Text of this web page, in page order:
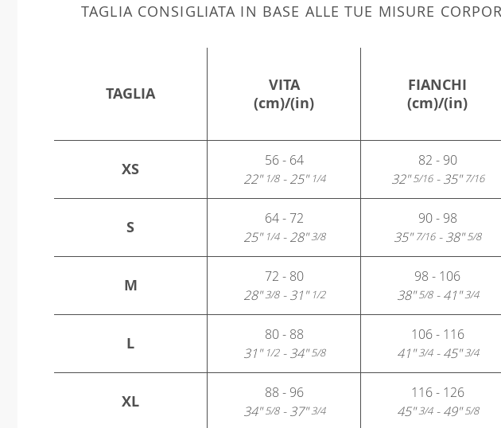
TAGLIA CONSIGLIATA IN BASE ALLE TUE MISURE
TAGLIA
VITA
(cm)/(in)
FIANCHI
(cm)/(in)
XS
56 - 64
22"1/8- 25"1/4
82 - 90
32"5/16- 35"7/16
S
64 - 72
25"1/4- 28"3/8
90 - 98
35"7/16- 38"5/8
M
72 - 80
28"3/8- 31"1/2
98 - 106
38"5/8- 41"3/4
L
80 - 88
31"1/2- 34"5/8
106 - 116
41"3/4- 45"3/4
XL
88 - 96
34"5/8- 37"3/4
116 - 126
45"3/4- 49"5/8